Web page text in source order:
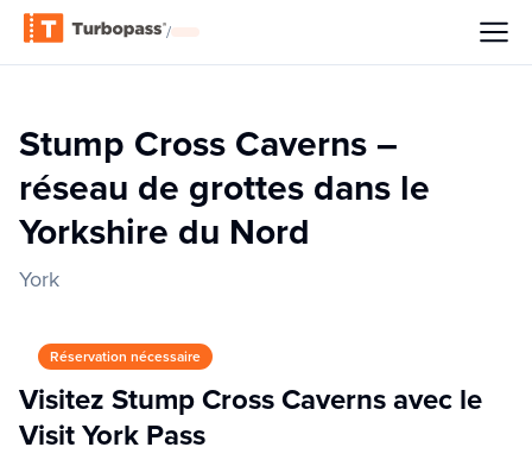
/
Stump Cross Caverns –
réseau de grottes dans le
Yorkshire du Nord
York
Réservation nécessaire
Visitez Stump Cross Caverns avec le
Visit York Pass